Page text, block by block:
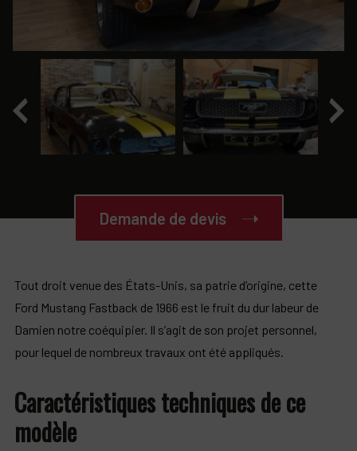
Demande de devis
Tout droit venue des États-Unis, sa patrie d’origine, cette
Ford Mustang Fastback de 1966 est le fruit du dur labeur de
Damien notre coéquipier. Il s’agit de son projet personnel,
pour lequel de nombreux travaux ont été appliqués.
Caractéristiques techniques de ce
modèle